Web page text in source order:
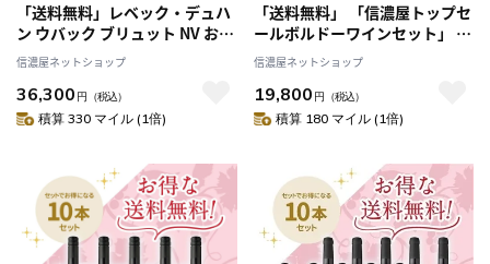
「送料無料」レベック・デュハ
ン ウバック ブリュット NV お得
な6本セット
信濃屋ネットショップ
36,300 円 （税込）
積算 330 マイル (1倍)
「送料無料」 「信濃屋トップセ
ールボルドーワインセット」 エ
ヴリン ボルドー・ルージュ お
得な10本セット
信濃屋ネットショップ
19,800 円 （税込）
積算 180 マイル (1倍)